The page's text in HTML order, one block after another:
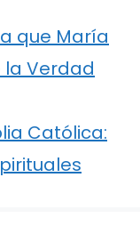
que María
la Verdad
Católica: